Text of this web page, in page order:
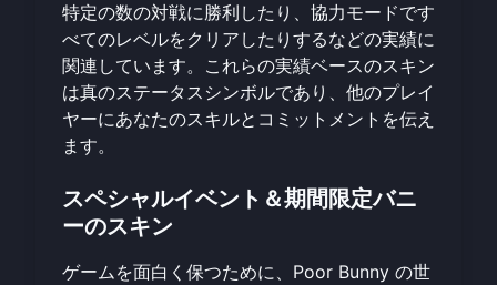
特定の数の対戦に勝利したり、協力モードです
べてのレベルをクリアしたりするなどの実績に
関連しています。これらの実績ベースのスキン
は真のステータスシンボルであり、他のプレイ
ヤーにあなたのスキルとコミットメントを伝え
ます。
スペシャルイベント＆期間限定バニ
ーのスキン
ゲームを面白く保つために、Poor Bunny の世